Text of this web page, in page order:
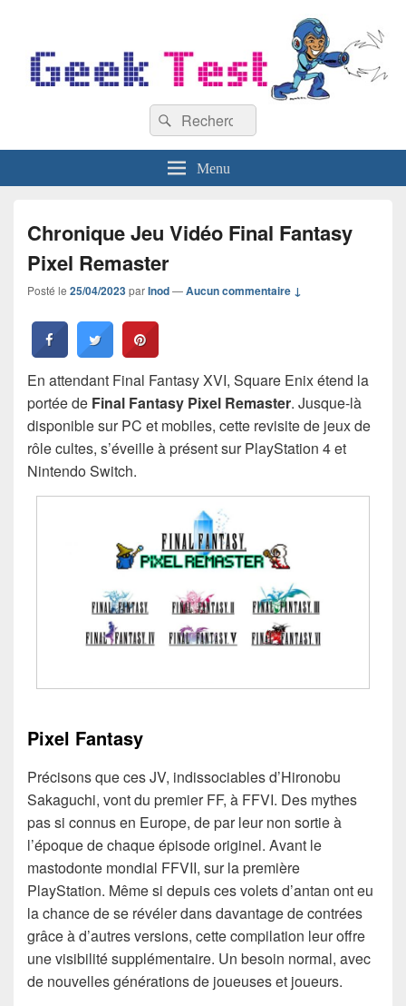
Recherche :
Rechercher
Menu
Chronique Jeu Vidéo Final Fantasy
Pixel Remaster
Posté le 25/04/2023parInod—Aucun commentaire ↓
En attendant Final Fantasy XVI, Square Enix étend la
portée de Final Fantasy Pixel Remaster. Jusque-là
disponible sur PC et mobiles, cette revisite de jeux de
rôle cultes, s’éveille à présent sur PlayStation 4 et
Nintendo Switch.
Pixel Fantasy
Précisons que ces JV, indissociables d’Hironobu
Sakaguchi, vont du premier FF, à FFVI. Des mythes
pas si connus en Europe, de par leur non sortie à
l’époque de chaque épisode originel. Avant le
mastodonte mondial FFVII, sur la première
PlayStation. Même si depuis ces volets d’antan ont eu
la chance de se révéler dans davantage de contrées
grâce à d’autres versions, cette compilation leur offre
une visibilité supplémentaire. Un besoin normal, avec
de nouvelles générations de joueuses et joueurs.